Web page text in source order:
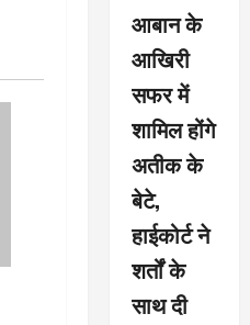
आबान के
आखिरी
सफर में
शामिल होंगे
अतीक के
बेटे,
हाईकोर्ट ने
शर्तों के
साथ दी